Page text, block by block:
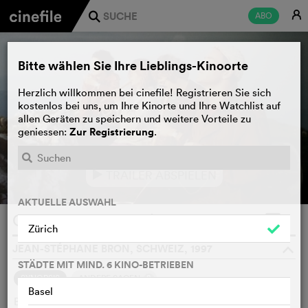
ABO E
j
Connu de nos services
SYNOPSIS ANDERE SAGEN 2
Beim Lesen der unzähligen Fichen, die die
Bitte wählen Sie Ihre Lieblings-Kinoorte
Herzlich willkommen bei cinefile! Registrieren Sie sich
kostenlos bei uns, um Ihre Kinorte und Ihre Watchlist auf
allen Geräten zu speichern und weitere Vorteile zu
geniessen: Zur Registrierung.
AKTUELLE AUSWAHL
Zürich
STÄDTE MIT MIND. 6 KINO-BETRIEBEN
Basel